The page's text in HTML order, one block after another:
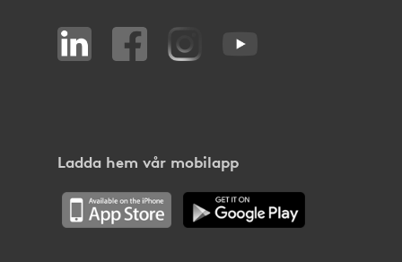
Ladda hem vår mobilapp